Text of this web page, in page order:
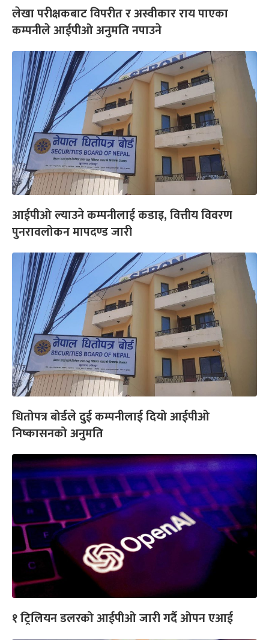
लेखा परीक्षकबाट विपरीत र अस्वीकार राय पाएका
कम्पनीले आईपीओ अनुमति नपाउने
आईपीओ ल्याउने कम्पनीलाई कडाइ, वित्तीय विवरण
पुनरावलोकन मापदण्ड जारी
धितोपत्र बोर्डले दुई कम्पनीलाई दियो आईपीओ
निष्कासनको अनुमति
१ ट्रिलियन डलरको आईपीओ जारी गर्दै ओपन एआई